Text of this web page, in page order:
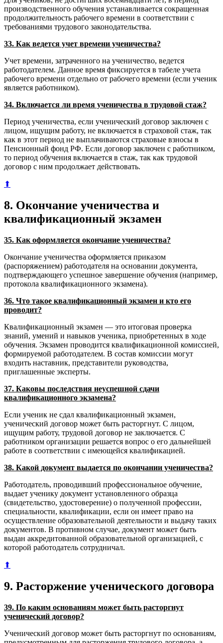
производственного обучения устанавливается сокращенная
продолжительность рабочего времени в соответствии с
требованиями трудового законодательства.
33. Как ведется учет времени ученичества?
Учет времени, затраченного на ученичество, ведется
работодателем. Данное время фиксируется в табеле учета
рабочего времени отдельно от рабочего времени (если ученик
является работником).
34. Включается ли время ученичества в трудовой стаж?
Период ученичества, если ученический договор заключен с
лицом, ищущим работу, не включается в страховой стаж, так
как в этот период не выплачиваются страховые взносы в
Пенсионный фонд РФ. Если договор заключен с работником,
то период обучения включается в стаж, так как трудовой
договор с ним продолжает действовать.
⬆
8. Окончание ученичества и
квалификационный экзамен
35. Как оформляется окончание ученичества?
Окончание ученичества оформляется приказом
(распоряжением) работодателя на основании документа,
подтверждающего успешное завершение обучения (например,
протокола квалификационного экзамена).
36. Что такое квалификационный экзамен и кто его
проводит?
Квалификационный экзамен — это итоговая проверка
знаний, умений и навыков ученика, приобретенных в ходе
обучения. Экзамен проводится квалификационной комиссией,
формируемой работодателем. В состав комиссии могут
входить наставник, представители руководства,
приглашенные эксперты.
37. Каковы последствия неуспешной сдачи
квалификационного экзамена?
Если ученик не сдал квалификационный экзамен,
ученический договор может быть расторгнут. С лицом,
ищущим работу, трудовой договор не заключается. С
работником организации решается вопрос о его дальнейшей
работе в соответствии с имеющейся квалификацией.
38. Какой документ выдается по окончании ученичества?
Работодатель, проводивший профессиональное обучение,
выдает ученику документ установленного образца
(свидетельство, удостоверение) о полученной профессии,
специальности, квалификации, если он имеет право на
осуществление образовательной деятельности и выдачу таких
документов. В противном случае, документ может быть
выдан аккредитованной образовательной организацией, с
которой работодатель сотрудничал.
⬆
9. Расторжение ученического договора
39. По каким основаниям может быть расторгнут
ученический договор?
Ученический договор может быть расторгнут по основаниям,